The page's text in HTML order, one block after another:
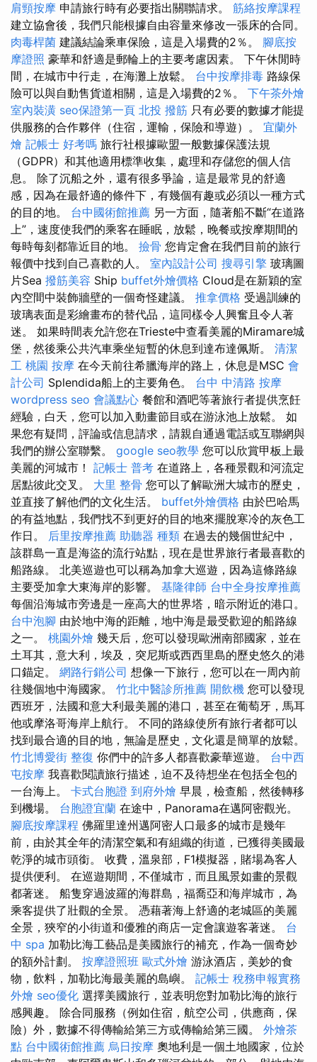
肩頸按摩 申請旅行時有必要指出關聯請求。 筋絡按摩課程
建立協會後，我們只能根據自由容量來修改一張床的合同。
肉毒桿菌 建議結論乘車保險，這是入場費的2％。 腳底按
摩證照 豪華和舒適是郵輪上的主要考慮因素。 下午休閒時
間，在城市中行走，在海灘上放鬆。 台中按摩排毒 路線保
險可以與自動售貨道相關，這是入場費的2％。 下午茶外燴
室內裝潢 seo保證第一頁 北投 撥筋 只有必要的數據才能提
供服務的合作夥伴（住宿，運輸，保險和導遊）。 宜蘭外
燴 記帳士 好考嗎 旅行社根據歐盟一般數據保護法規
（GDPR）和其他適用標準收集，處理和存儲您的個人信
息。 除了沉船之外，還有很多爭論，這是最常見的舒適
感，因為在最舒適的條件下，有幾個有趣或必須以一種方式
的目的地。 台中國術館推薦 另一方面，隨著船不斷“在道路
上”，速度使我們的乘客在睡眠，放鬆，晚餐或按摩期間的
每時每刻都靠近目的地。 撿骨 您肯定會在我們目前的旅行
報價中找到自己喜歡的人。 室內設計公司 搜尋引擎 玻璃圖
片Sea 撥筋美容 Ship buffet外燴價格 Cloud是在新穎的室
內空間中裝飾牆壁的一個奇怪建議。 推拿價格 受過訓練的
玻璃表面是彩繪畫布的替代品，這同樣令人興奮且令人著
迷。 如果時間表允許您在Trieste中查看美麗的Miramare城
堡，然後乘公共汽車乘坐短暫的休息到達布達佩斯。 清潔
工 桃園 按摩 在今天前往希臘海岸的路上，休息是MSC 會
計公司 Splendida船上的主要角色。 台中 中清路 按摩
wordpress seo 會議點心 餐館和酒吧等著旅行者提供烹飪
經驗，白天，您可以加入動畫節目或在游泳池上放鬆。 如
果您有疑問，評論或信息請求，請親自通過電話或互聯網與
我們的辦公室聯繫。 google seo教學 您可以欣賞甲板上最
美麗的河城市！ 記帳士 普考 在道路上，各種景觀和河流定
居點彼此交叉。 大里 整骨 您可以了解歐洲大城市的歷史，
並直接了解他們的文化生活。 buffet外燴價格 由於巴哈馬
的有益地點，我們找不到更好的目的地來擺脫寒冷的灰色工
作日。 后里按摩推薦 助聽器 種類 在過去的幾個世紀中，
該群島一直是海盜的流行站點，現在是世界旅行者最喜歡的
船路線。 北美巡遊也可以稱為加拿大巡遊，因為這條路線
主要受加拿大東海岸的影響。 基隆律師 台中全身按摩推薦
每個沿海城市旁邊是一座高大的世界塔，暗示附近的港口。
台中泡腳 由於地中海的距離，地中海是最受歡迎的船路線
之一。 桃園外燴 幾天后，您可以發現歐洲南部國家，並在
土耳其，意大利，埃及，突尼斯或西西里島的歷史悠久的港
口錨定。 網路行銷公司 想像一下旅行，您可以在一周內前
往幾個地中海國家。 竹北中醫診所推薦 開飲機 您可以發現
西班牙，法國和意大利最美麗的港口，甚至在葡萄牙，馬耳
他或摩洛哥海岸上航行。 不同的路線使所有旅行者都可以
找到最合適的目的地，無論是歷史，文化還是簡單的放鬆。
竹北博愛街 整復 你們中的許多人都喜歡豪華巡遊。 台中西
屯按摩 我喜歡閱讀旅行描述，迫不及待想坐在包括全包的
一台海上。 卡式台胞證 到府外燴 早晨，檢查船，然後轉移
到機場。 台胞證宜蘭 在途中，Panorama在邁阿密觀光。
腳底按摩課程 佛羅里達州邁阿密人口最多的城市是幾年
前，由於其全年的清潔空氣和有組織的街道，已獲得美國最
乾淨的城市頭銜。 收費，溫泉部，F1模擬器，賭場為客人
提供便利。 在巡遊期間，不僅城市，而且風景如畫的景觀
都著迷。 船隻穿過波羅的海群島，福喬亞和海岸城市，為
乘客提供了壯觀的全景。 憑藉著海上舒適的老城區的美麗
全景，狹窄的小街道和優雅的商店一定會讓遊客著迷。 台
中 spa 加勒比海工藝品是美國旅行的補充，作為一個奇妙
的額外計劃。 按摩證照班 歐式外燴 游泳酒店，美妙的食
物，飲料，加勒比海最美麗的島嶼。 記帳士 稅務申報實務
外燴 seo優化 選擇美國旅行，並表明您對加勒比海的旅行
感興趣。 除合同服務（例如住宿，航空公司，供應商，保
險）外，數據不得傳輸給第三方或傳輸給第三國。 外燴茶
點 台中國術館推薦 烏日按摩 奧地利是一個土地國家，位於